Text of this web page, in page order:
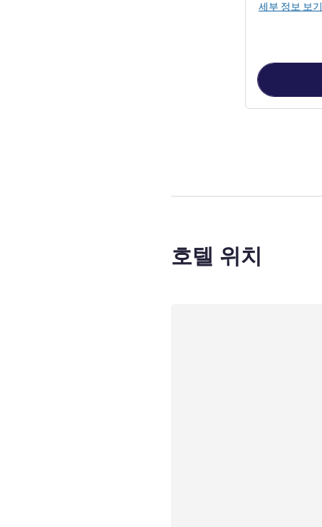
세부 정보 보기
호텔 위치